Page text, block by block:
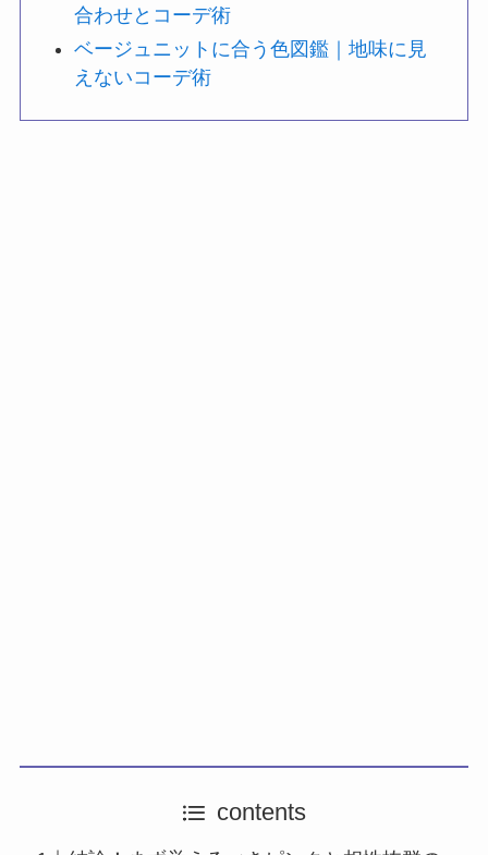
合わせとコーデ術
ベージュニットに合う色図鑑｜地味に見
えないコーデ術
contents